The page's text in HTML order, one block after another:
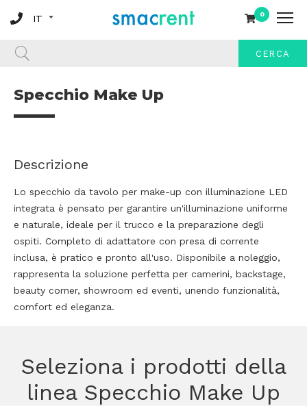
0
CERCA
Specchio Make Up
Descrizione
Lo specchio da tavolo per make-up con illuminazione LED
integrata è pensato per garantire un'illuminazione uniforme
e naturale, ideale per il trucco e la preparazione degli
ospiti. Completo di adattatore con presa di corrente
inclusa, è pratico e pronto all'uso. Disponibile a noleggio,
rappresenta la soluzione perfetta per camerini, backstage,
beauty corner, showroom ed eventi, unendo funzionalità,
comfort ed eleganza.
Seleziona i prodotti della
linea Specchio Make Up